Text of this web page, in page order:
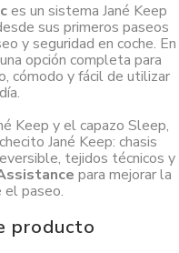
es un sistema Jané Keep
sus primeros paseos
y seguridad en coche. En
opción completa para
cómodo y fácil de utilizar
Keep y el capazo Sleep,
Jané Keep: chasis
tejidos técnicos y
para mejorar la
el paseo.
producto